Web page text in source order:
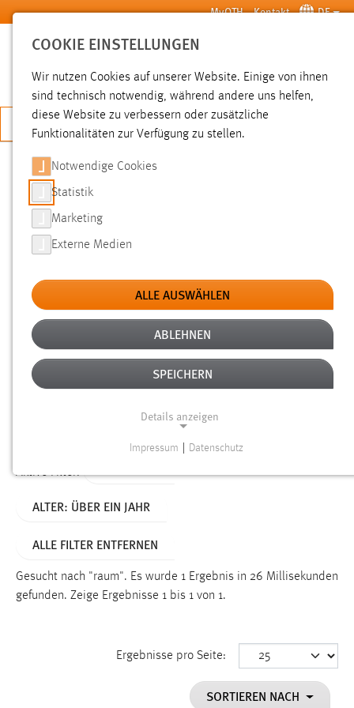
Zum Hauptinhalt springen MyOTH Kontakt DE
SUCHE
JETZT BEWERBEN
SUCHE
FILTER
Typ
Erstellungsdatum
Alter
Aktive Filter:
ALTER: ÜBER EIN JAHR
ALLE FILTER ENTFERNEN
Gesucht nach "raum". Es wurde 1 Ergebnis in 26 Millisekunden
gefunden. Zeige Ergebnisse 1 bis 1 von 1.
Ergebnisse pro Seite:
SORTIEREN NACH
COOKIE EINSTELLUNGEN
Wir nutzen Cookies auf unserer Website. Einige von ihnen
sind technisch notwendig, während andere uns helfen,
diese Website zu verbessern oder zusätzliche
Funktionalitäten zur Verfügung zu stellen.
Notwendige Cookies
Statistik
Marketing
Externe Medien
ALLE AUSWÄHLEN
ABLEHNEN
SPEICHERN
Details anzeigen
Funktionen und sind für die einwandfreie Funktion der
Name:
Dieser Cookie speichert die ausgewählten Einverständnis-
Impressum Datenschutz